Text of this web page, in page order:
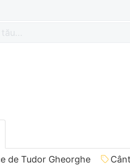
de Tudor Gheorghe